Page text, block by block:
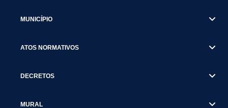
MUNICÍPIO
ATOS NORMATIVOS
DECRETOS
MURAL